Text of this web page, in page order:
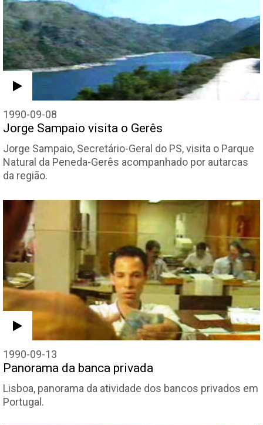
1990-09-08
Jorge Sampaio visita o Gerês
Jorge Sampaio, Secretário-Geral do PS, visita o Parque
Natural da Peneda-Gerês acompanhado por autarcas
da região.
1990-09-13
Panorama da banca privada
Lisboa, panorama da atividade dos bancos privados em
Portugal.